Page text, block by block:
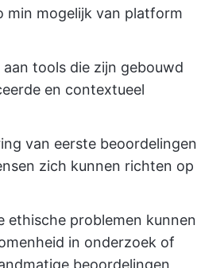
min mogelijk van platform
tools die zijn gebouwd
en contextueel
van eerste beoordelingen
zich kunnen richten op
ethische problemen kunnen
in onderzoek of
beoordelingen